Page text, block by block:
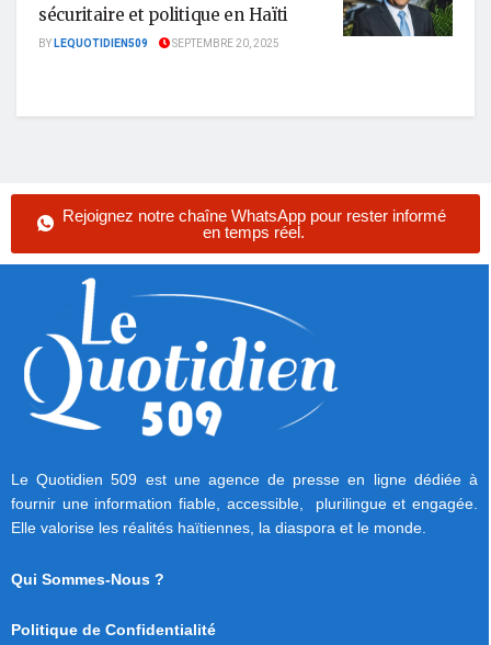
sécuritaire et politique en Haïti
BYLEQUOTIDIEN509 SEPTEMBRE 20, 2025
Rejoignez notre chaîne WhatsApp pour rester informé
en temps réel.
Le Quotidien 509 est une agence de presse en ligne dédiée à
fournir une information fiable, accessible, plurilingue et engagée.
Elle valorise les réalités haïtiennes, la diaspora et le monde.
Qui Sommes-Nous ?
Politique de Confidentialité